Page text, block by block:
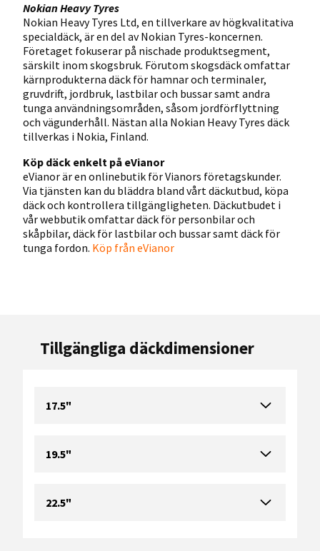
Nokian Heavy Tyres
Nokian Heavy Tyres Ltd, en tillverkare av högkvalitativa
specialdäck, är en del av Nokian Tyres-koncernen.
Företaget fokuserar på nischade produktsegment,
särskilt inom skogsbruk. Förutom skogsdäck omfattar
kärnprodukterna däck för hamnar och terminaler,
gruvdrift, jordbruk, lastbilar och bussar samt andra
tunga användningsområden, såsom jordförflyttning
och vägunderhåll. Nästan alla Nokian Heavy Tyres däck
tillverkas i Nokia, Finland.
Köp däck enkelt på eVianor
eVianor är en onlinebutik för Vianors företagskunder.
Via tjänsten kan du bläddra bland vårt däckutbud, köpa
däck och kontrollera tillgängligheten. Däckutbudet i
vår webbutik omfattar däck för personbilar och
skåpbilar, däck för lastbilar och bussar samt däck för
tunga fordon. Köp från eVianor
Tillgängliga däckdimensioner
17.5"
19.5"
22.5"